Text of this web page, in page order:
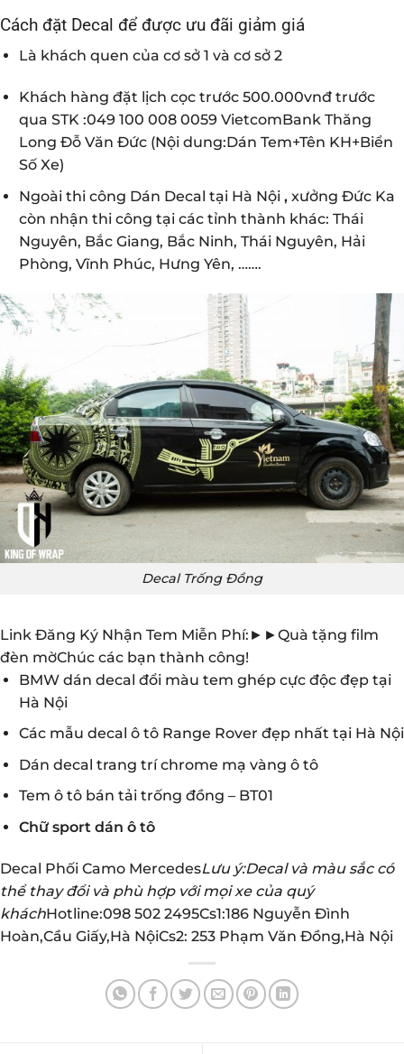
Cách đặt Decal để được ưu đãi giảm giá
Là khách quen của cơ sở 1 và cơ sở 2
Khách hàng đặt lịch cọc trước 500.000vnđ trước
qua STK :049 100 008 0059 VietcomBank Thăng
Long Đỗ Văn Đức (Nội dung:Dán Tem+Tên KH+Biển
Số Xe)
Ngoài thi công Dán Decal tại Hà Nội ,xưởng Đức Ka
còn nhận thi công tại các tỉnh thành khác: Thái
Nguyên, Bắc Giang, Bắc Ninh, Thái Nguyên, Hải
Phòng, Vĩnh Phúc, Hưng Yên, …….
Decal Trống Đồng
Link Đăng Ký Nhận Tem Miễn Phí:►►Quà tặng film
đèn mờChúc các bạn thành công!
BMW dán decal đổi màu tem ghép cực độc đẹp tại
Hà Nội
Các mẫu decal ô tô Range Rover đẹp nhất tại Hà Nội
Dán decal trang trí chrome mạ vàng ô tô
Tem ô tô bán tải trống đồng – BT01
Chữ sport dán ô tô
Decal Phối Camo MercedesLưu ý:Decal và màu sắc có
thể thay đổi và phù hợp với mọi xe của quý
kháchHotline:098 502 2495Cs1:186 Nguyễn Đình
Hoàn,Cầu Giấy,Hà NộiCs2: 253 Phạm Văn Đồng,Hà Nội